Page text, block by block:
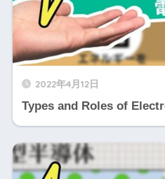
2022年4月12日
Types and Roles of